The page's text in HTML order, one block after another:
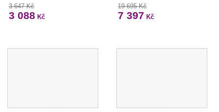
3 647 Kč
3 088 Kč
19 695 Kč
7 397 Kč